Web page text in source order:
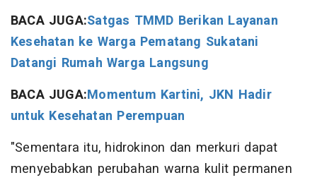
BACA JUGA:Satgas TMMD Berikan Layanan
Kesehatan ke Warga Pematang Sukatani
Datangi Rumah Warga Langsung
BACA JUGA:Momentum Kartini, JKN Hadir
untuk Kesehatan Perempuan
"Sementara itu, hidrokinon dan merkuri dapat
menyebabkan perubahan warna kulit permanen